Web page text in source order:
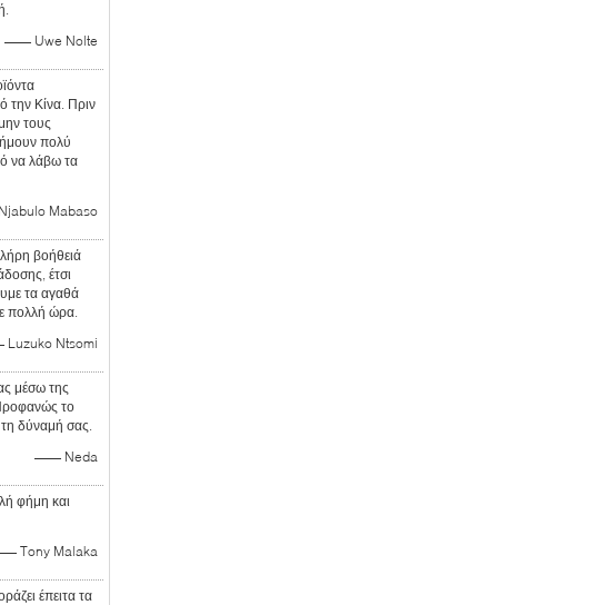
—— Uwe Nolte
την Κίνα. Πριν
τους
πολύ
να λάβω τα
Mabaso
βοήθειά
έτσι
τα αγαθά
πολλή ώρα.
Ntsomi
μέσω της
το
τη δύναμή σας.
—— Neda
φήμη και
Tony Malaka
έπειτα τα